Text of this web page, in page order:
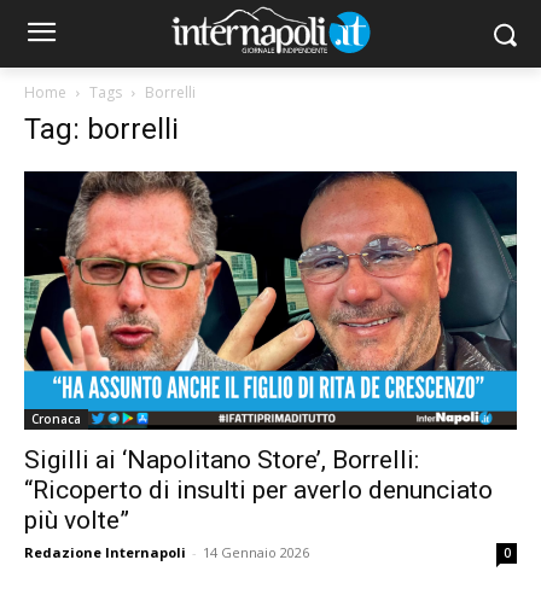
Home Tags Borrelli
Tag: borrelli
Cronaca
Sigilli ai ‘Napolitano Store’, Borrelli:
“Ricoperto di insulti per averlo denunciato
più volte”
Redazione Internapoli - 14 Gennaio 2026 0